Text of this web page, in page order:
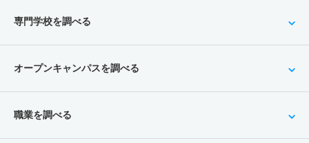
専門学校を調べる
オープンキャンパスを調べる
職業を調べる